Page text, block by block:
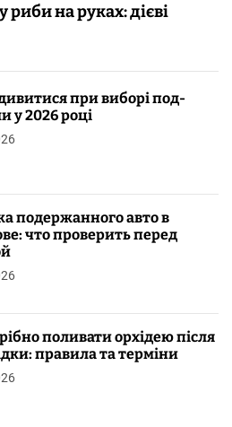
риби на руках: дієві
при виборі под-
у 2026 році
подержанного авто в
что проверить перед
поливати орхідею після
правила та терміни